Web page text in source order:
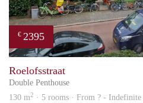
€ 2395
Roelofsstraat
Double Penthouse
130 m2 · 5 rooms · From ? - Indefinite